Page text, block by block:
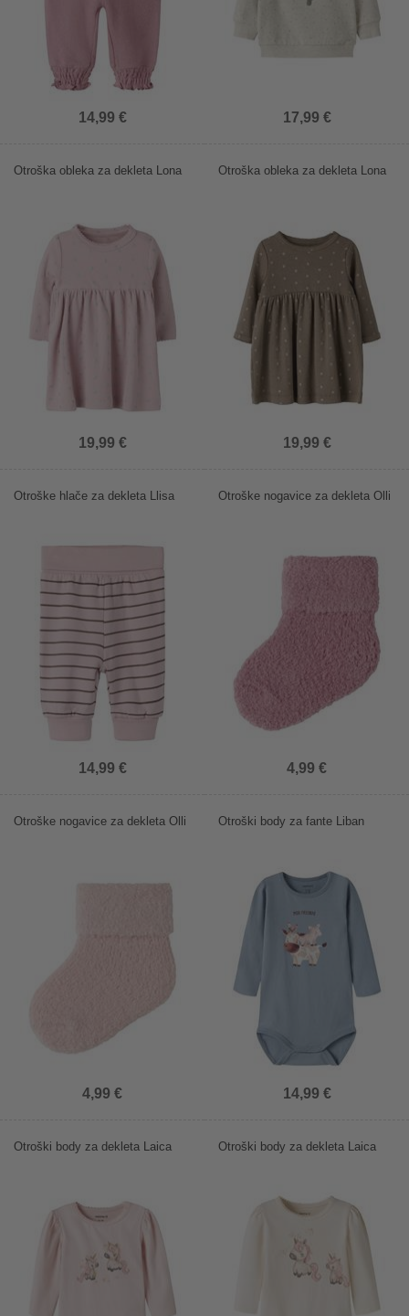
14,99 € 17,99 €
Otroška obleka za dekleta Lona
19,99 €
Otroška obleka za dekleta Lona
19,99 €
Otroške hlače za dekleta Llisa
14,99 €
Otroške nogavice za dekleta Olli
4,99 €
Otroške nogavice za dekleta Olli
4,99 €
Otroški body za fante Liban
14,99 €
Otroški body za dekleta Laica Otroški body za dekleta Laica